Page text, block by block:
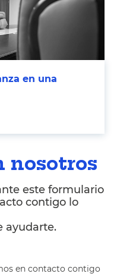
en una
nosotros
este formulario
contigo lo
ayudarte.
en contacto contigo